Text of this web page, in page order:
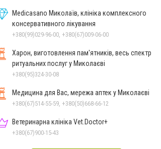
Medicasano Миколаїв, клініка комплексного
консервативного лікування
+380(99)029-96-00, +380(67)009-06-00
Харон, виготовлення пам'ятників, весь спектр
ритуальних послуг у Миколаєві
+380(95)324-30-08
Медицина для Вас, мережа аптек у Миколаєві
+380(67)514-55-59, +380(50)668-66-12
Ветеринарна клініка Vet.Doctor+
+380(67)900-15-43